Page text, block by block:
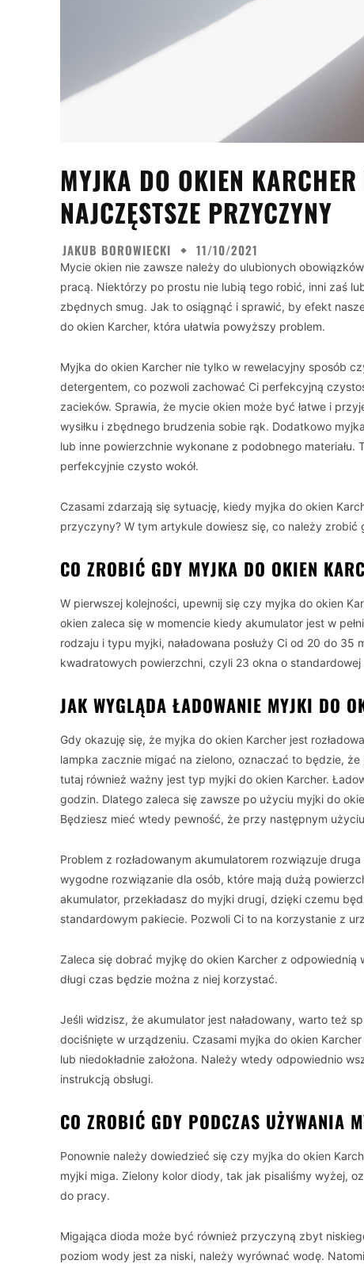
MYJKA DO OKIEN
NAJCZĘSTSZE PRZYCZYNY
JAKUB BOROWIECKI 11/10/2021
Mycie okien nie zawsze należy do ulubionych
pracą. Niektórzy po prostu nie lubią tego robić, inni zaś
zbędnych smug. Jak to osiągnąć i sprawić, by efekt
do okien Karcher, która ułatwia powyższy problem.
Myjka do okien Karcher nie tylko w rewelacyjny sposób
detergentem, co pozwoli zachować Ci perfekcyjną
zacieków. Sprawia, że mycie okien może być łatwe i
wysiłku i zbędnego brudzenia sobie rąk. Dodatkowo
lub inne powierzchnie wykonane z podobnego materiału.
perfekcyjnie czysto wokół.
Czasami zdarzają się sytuację, kiedy myjka do okien
przyczyny? W tym artykule dowiesz się, co należy zrobić
CO ZROBIĆ GDY MYJKA DO OKIEN
W pierwszej kolejności, upewnij się czy myjka do okien
okien zaleca się w momencie kiedy akumulator jest w
rodzaju i typu myjki, naładowana posłuży Ci od 20 do
kwadratowych powierzchni, czyli 23 okna o standardowej
JAK WYGLĄDA ŁADOWANIE MYJKI DO
Gdy okazuję się, że myjka do okien Karcher jest
lampka zacznie migać na zielono, oznaczać to będzie, że
tutaj również ważny jest typ myjki do okien Karcher.
godzin. Dlatego zaleca się zawsze po użyciu myjki do
Będziesz mieć wtedy pewność, że przy następnym
Problem z rozładowanym akumulatorem rozwiązuje
wygodne rozwiązanie dla osób, które mają dużą
akumulator, przekładasz do myjki drugi, dzięki czemu
standardowym pakiecie. Pozwoli Ci to na korzystanie z
Zaleca się dobrać myjkę do okien Karcher z
długi czas będzie można z niej korzystać.
Jeśli widzisz, że akumulator jest naładowany, warto też
dociśnięte w urządzeniu. Czasami myjka do okien
lub niedokładnie założona. Należy wtedy odpowiednio
instrukcją obsługi.
CO ZROBIĆ GDY PODCZAS UŻYWANIA
Ponownie należy dowiedzieć się czy myjka do okien
myjki miga. Zielony kolor diody, tak jak pisaliśmy wyżej,
do pracy.
Migająca dioda może być również przyczyną zbyt
poziom wody jest za niski, należy wyrównać wodę.